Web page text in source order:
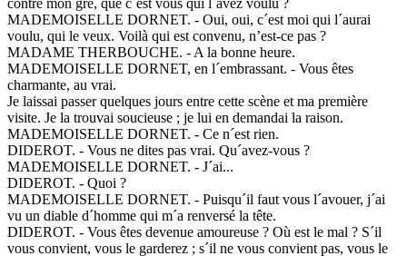
MADEMOISELLE DORNET. - Oui, oui, c´est moi qui l´aurai
voulu, qui le veux. Voilà qui est convenu, n’est-ce pas ?
MADAME THERBOUCHE. - A la bonne heure.
MADEMOISELLE DORNET, en l´embrassant. - Vous êtes
charmante, au vrai.
Je laissai passer quelques jours entre cette scène et ma première
visite. Je la trouvai soucieuse ; je lui en demandai la raison.
MADEMOISELLE DORNET. - Ce n´est rien.
DIDEROT. - Vous ne dites pas vrai. Qu´avez-vous ?
MADEMOISELLE DORNET. - J´ai...
DIDEROT. - Quoi ?
MADEMOISELLE DORNET. - Puisqu´il faut vous l´avouer, j´ai
vu un diable d´homme qui m´a renversé la tête.
DIDEROT. - Vous êtes devenue amoureuse ? Où est le mal ? S´il
vous convient, vous le garderez ; s´il ne vous convient pas, vous le